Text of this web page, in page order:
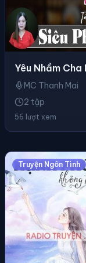
Yêu Nhầm Cha
MC Thanh Mai
2 tập
56 lượt xem
Truyện Ngôn Tình